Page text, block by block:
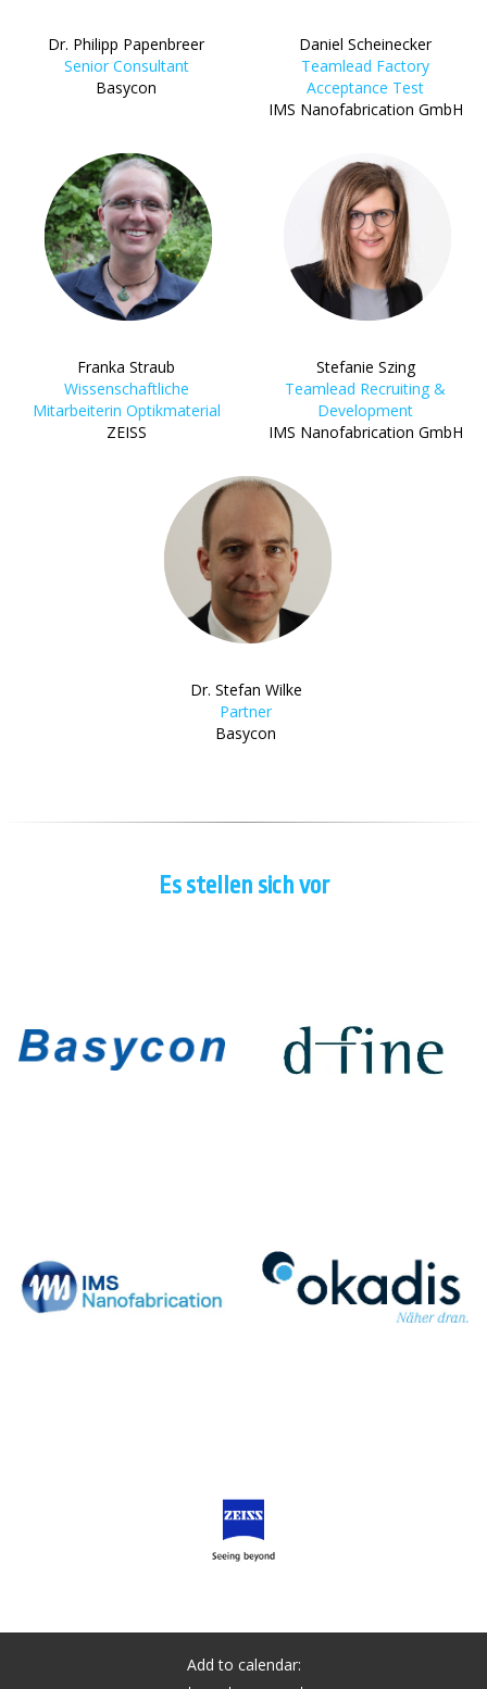
Dr. Philipp Papenbreer
Senior Consultant
Basycon
Daniel Scheinecker
Teamlead Factory
Acceptance Test
IMS Nanofabrication GmbH
Franka Straub
Wissenschaftliche
Mitarbeiterin Optikmaterial
ZEISS
Stefanie Szing
Teamlead Recruiting &
Development
IMS Nanofabrication GmbH
Dr. Stefan Wilke
Partner
Basycon
Es stellen sich vor
Add to calendar: